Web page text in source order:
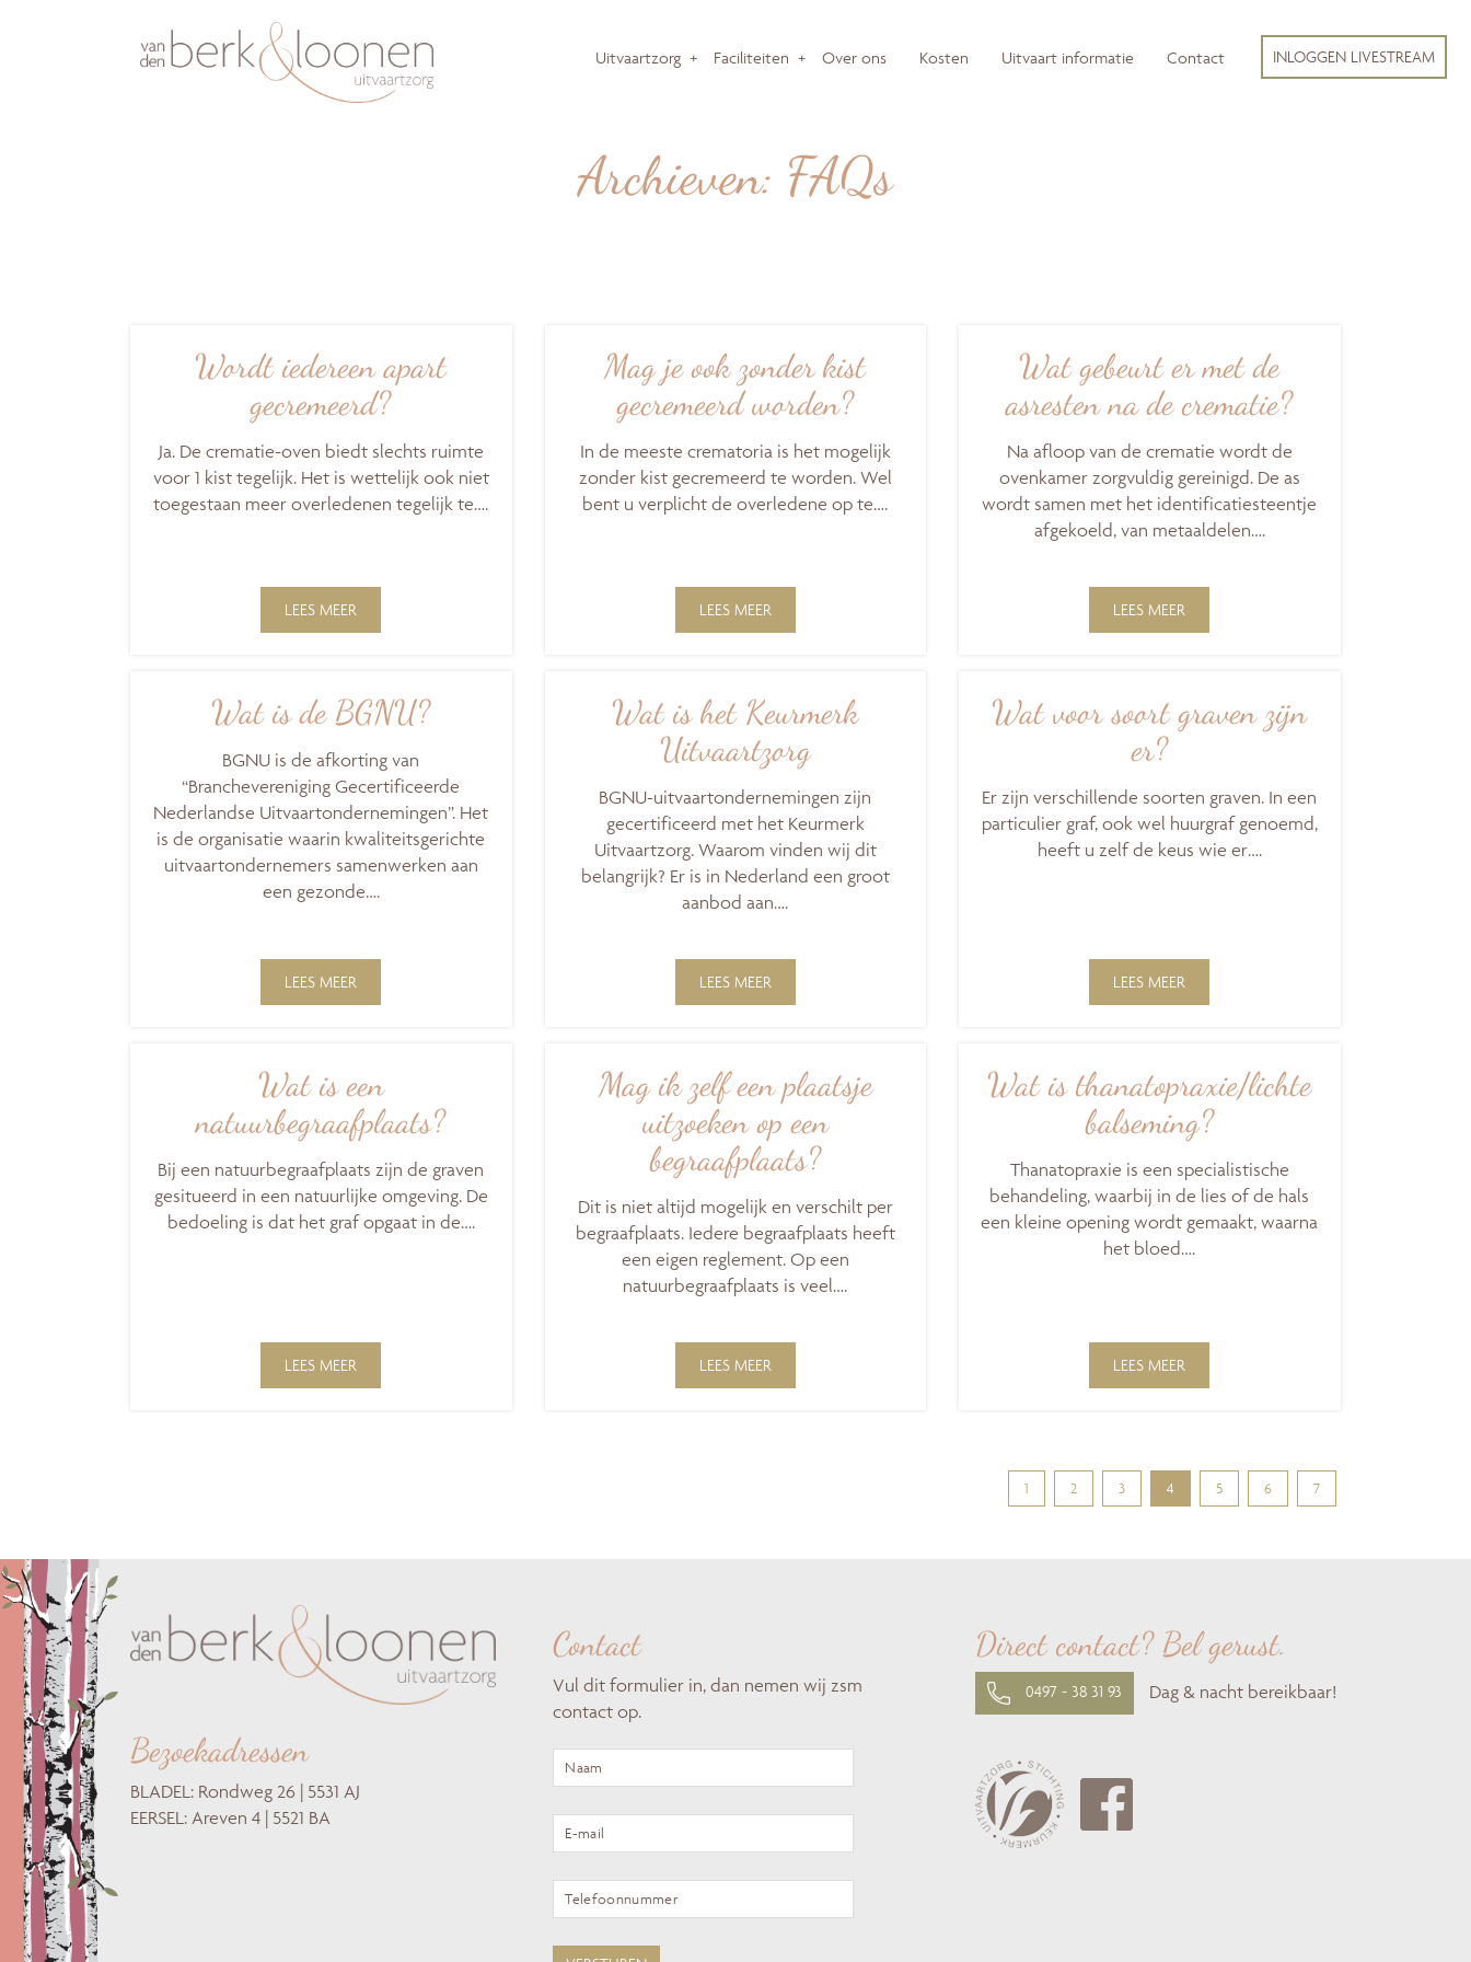
Uitvaartzorg + Faciliteiten + Over ons Kosten Uitvaart informatie Contact INLOGGEN LIVESTREAM
Archieven: FAQs
Wordt iedereen apart
gecremeerd?
Ja. De crematie-oven biedt slechts ruimte
voor 1 kist tegelijk. Het is wettelijk ook niet
toegestaan meer overledenen tegelijk te….
LEES MEER
Mag je ook zonder kist
gecremeerd worden?
In de meeste crematoria is het mogelijk
zonder kist gecremeerd te worden. Wel
bent u verplicht de overledene op te….
LEES MEER
Wat gebeurt er met de
asresten na de crematie?
Na afloop van de crematie wordt de
ovenkamer zorgvuldig gereinigd. De as
wordt samen met het identificatiesteentje
afgekoeld, van metaaldelen….
LEES MEER
Wat is de BGNU?
BGNU is de afkorting van
“Branchevereniging Gecertificeerde
Nederlandse Uitvaartondernemingen”. Het
is de organisatie waarin kwaliteitsgerichte
uitvaartondernemers samenwerken aan
een gezonde….
LEES MEER
Wat is het Keurmerk
Uitvaartzorg
BGNU-uitvaartondernemingen zijn
gecertificeerd met het Keurmerk
Uitvaartzorg. Waarom vinden wij dit
belangrijk? Er is in Nederland een groot
aanbod aan….
LEES MEER
Wat voor soort graven zijn
er?
Er zijn verschillende soorten graven. In een
particulier graf, ook wel huurgraf genoemd,
heeft u zelf de keus wie er….
LEES MEER
Wat is een
natuurbegraafplaats?
Bij een natuurbegraafplaats zijn de graven
gesitueerd in een natuurlijke omgeving. De
bedoeling is dat het graf opgaat in de….
LEES MEER
Mag ik zelf een plaatsje
uitzoeken op een
begraafplaats?
Dit is niet altijd mogelijk en verschilt per
begraafplaats. Iedere begraafplaats heeft
een eigen reglement. Op een
natuurbegraafplaats is veel….
LEES MEER
Wat is thanatopraxie/lichte
balseming?
Thanatopraxie is een specialistische
behandeling, waarbij in de lies of de hals
een kleine opening wordt gemaakt, waarna
het bloed….
LEES MEER
1 2 3 4 5 6 7
Bezoekadressen
BLADEL: Rondweg 26 | 5531 AJ
EERSEL: Areven 4 | 5521 BA
Contact
Vul dit formulier in, dan nemen wij zsm
contact op.
Direct contact? Bel gerust.
0497 - 38 31 93 Dag & nacht bereikbaar!